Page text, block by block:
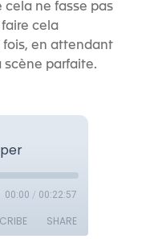
cela ne fasse pas
cela
en attendant
parfaite.